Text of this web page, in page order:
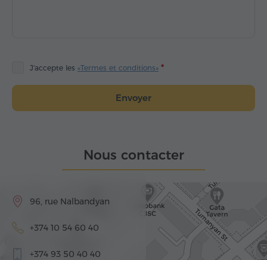
J'accepte les «Termes et conditions»
Envoyer
Nous contacter
96, rue Nalbandyan
+374 10 54 60 40
+374 93 50 40 40